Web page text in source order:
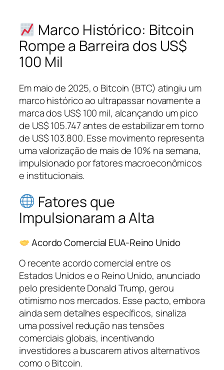
Marco Histórico: Bitcoin
Rompe a Barreira dos US$
100 Mil
Em maio de 2025, o Bitcoin (BTC) atingiu um
marco histórico ao ultrapassar novamente a
marca dos US$ 100 mil, alcançando um pico
de US$ 105.747 antes de estabilizar em torno
de US$ 103.800. Esse movimento representa
uma valorização de mais de 10% na semana,
impulsionado por fatores macroeconômicos
e institucionais.
Fatores que
Impulsionaram a Alta
Acordo Comercial EUA-Reino Unido
O recente acordo comercial entre os
Estados Unidos e o Reino Unido, anunciado
pelo presidente Donald Trump, gerou
otimismo nos mercados. Esse pacto, embora
ainda sem detalhes específicos, sinaliza
uma possível redução nas tensões
comerciais globais, incentivando
investidores a buscarem ativos alternativos
como o Bitcoin.